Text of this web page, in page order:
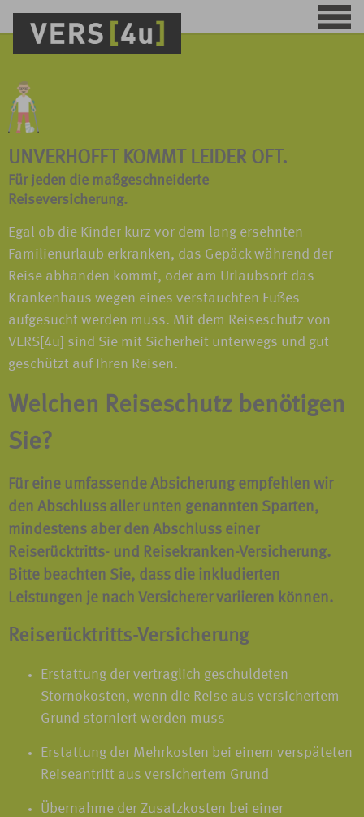
UNVERHOFFT KOMMT LEIDER OFT.
Für jeden die maßgeschneiderte
Reiseversicherung.
Egal ob die Kinder kurz vor dem lang ersehnten
Familienurlaub erkranken, das Gepäck während der
Reise abhanden kommt, oder am Urlaubsort das
Krankenhaus wegen eines verstauchten Fußes
aufgesucht werden muss. Mit dem Reiseschutz von
VERS[4u] sind Sie mit Sicherheit unterwegs und gut
geschützt auf Ihren Reisen.
Welchen Reiseschutz benötigen
Sie?
Für eine umfassende Absicherung empfehlen wir
den Abschluss aller unten genannten Sparten,
mindestens aber den Abschluss einer
Reiserücktritts- und
Reisekranken-Versicherung.
Bitte beachten Sie, dass die inkludierten
Leistungen je nach Versicherer variieren können.
Reiserücktritts-Versicherung
Erstattung der vertraglich geschuldeten
Stornokosten, wenn die Reise aus versichertem
Grund storniert werden muss
Erstattung der Mehrkosten bei einem verspäteten
Reiseantritt aus versichertem Grund
Übernahme der Zusatzkosten bei einer